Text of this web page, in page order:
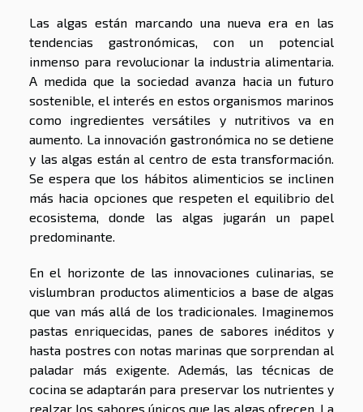
Las algas están marcando una nueva era en las
tendencias gastronómicas, con un potencial
inmenso para revolucionar la industria alimentaria.
A medida que la sociedad avanza hacia un futuro
sostenible, el interés en estos organismos marinos
como ingredientes versátiles y nutritivos va en
aumento. La innovación gastronómica no se detiene
y las algas están al centro de esta transformación.
Se espera que los hábitos alimenticios se inclinen
más hacia opciones que respeten el equilibrio del
ecosistema, donde las algas jugarán un papel
predominante.
En el horizonte de las innovaciones culinarias, se
vislumbran productos alimenticios a base de algas
que van más allá de los tradicionales. Imaginemos
pastas enriquecidas, panes de sabores inéditos y
hasta postres con notas marinas que sorprendan al
paladar más exigente. Además, las técnicas de
cocina se adaptarán para preservar los nutrientes y
realzar los sabores únicos que las algas ofrecen. La